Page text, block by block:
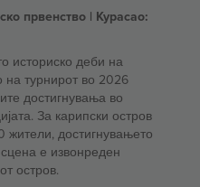
првенство | Курасао:
историско деби на
турнирот во 2026
За карипски остров
достигнувањето
е извонреден
остров.